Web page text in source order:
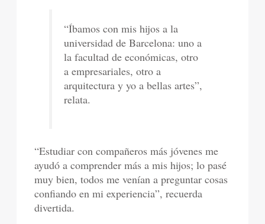
“Íbamos con mis hijos a la
universidad de Barcelona: uno a
la facultad de económicas, otro
a empresariales, otro a
arquitectura y yo a bellas artes”,
relata.
“Estudiar con compañeros más jóvenes me
ayudó a comprender más a mis hijos; lo pasé
muy bien, todos me venían a preguntar cosas
confiando en mi experiencia”, recuerda
divertida.